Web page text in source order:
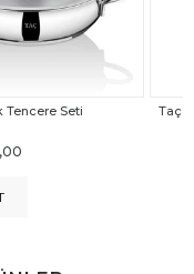
Tencere Seti Siyah